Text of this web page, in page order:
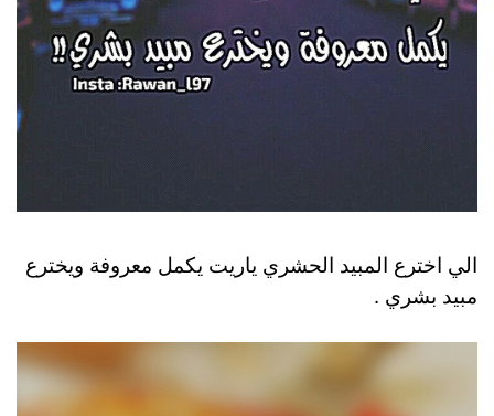
الي اخترع المبيد الحشري ياريت يكمل معروفة ويخترع
مبيد بشري .